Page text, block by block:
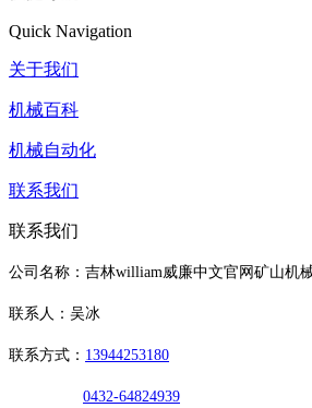
Quick Navigation
关于我们
机械百科
机械自动化
联系我们
联系我们
公司名称：吉林william威廉中文官网矿山机
联系人：吴冰
联系方式： 13944253180
0432-64824939